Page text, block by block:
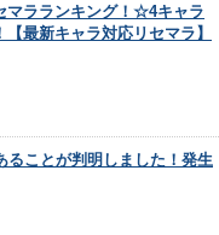
マラランキング！☆4キャラ
最新キャラ対応リセマラ】
ことが判明しました！発生